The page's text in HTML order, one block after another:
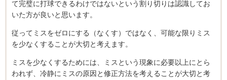
て完璧に打球できるわけではないという割り切りは認識してお
いた方が良いと思います。
従ってミスをゼロにする（なくす）ではなく、可能な限りミス
を少なくすることが大切と考えます。
ミスを少なくするためには、ミスという現象に必要以上にとら
われず、冷静にミスの原因と修正方法を考えることが大切と考